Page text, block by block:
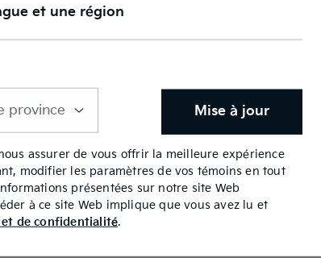
et une région
Mise à jour
assurer de vous offrir la meilleure expérience
modifier les paramètres de vos témoins en tout
présentées sur notre site Web
à ce site Web implique que vous avez lu et
de confidentialité.